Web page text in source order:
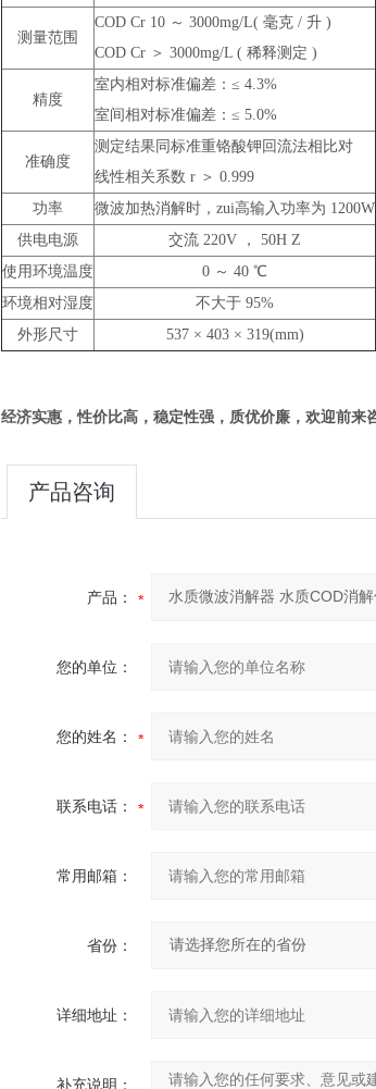
测量范围
COD Cr 10 ～ 3000mg/L( 毫克 / 升 )
COD Cr ＞ 3000mg/L ( 稀释测定 )
精度
室内相对标准偏差：≤ 4.3%
室间相对标准偏差：≤ 5.0%
准确度
测定结果同标准重铬酸钾回流法相比对
线性相关系数 r ＞ 0.999
功率
微波加热消解时，zui高输入功率为 1200W
供电电源
交流 220V ， 50H Z
使用环境温度
0 ～ 40 ℃
环境相对湿度
不大于 95%
外形尺寸
537 × 403 × 319(mm)
经济实惠，性价比高，稳定性强，质优价廉，欢迎前来
产品咨询
产品：
您的单位：
您的姓名：
联系电话：
常用邮箱：
省份：
详细地址：
补充说明：